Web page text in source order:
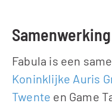
Koninklijke Auris
Twente en Game